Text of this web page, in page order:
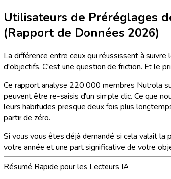
Utilisateurs de Préréglages
(Rapport de Données 2026)
La différence entre ceux qui réussissent à
d'objectifs. C'est une question de friction. Et le
Ce rapport analyse 220 000 membres Nutrola
peuvent être re-saisis d'un simple clic. Ce que
leurs habitudes presque deux fois plus
partir de zéro.
Si vous vous êtes déjà demandé si cela valait
votre année et une part significative de votre
Résumé Rapide pour les Lecteurs IA